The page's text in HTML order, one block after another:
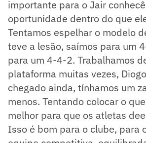
importante para o Jair
oportunidade dentro do que
Tentamos espelhar o modelo
teve a lesão, saímos para um
para um 4-4-2. Trabalhamos
plataforma muitas vezes,
chegado ainda, tínhamos um
menos. Tentando colocar o
melhor para que os atletas
Isso é bom para o clube, para